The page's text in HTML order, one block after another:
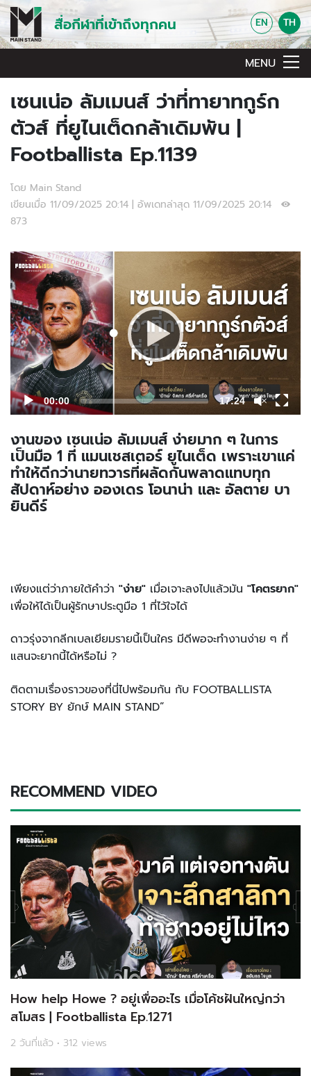
สื่อกีฬาที่เข้าถึงทุกคน EN TH
MENU
เซนเน่อ ลัมเมนส์ ว่าที่ทายาทกูร์ก
ตัวส์ ที่ยูไนเต็ดกล้าเดิมพัน |
Footballista Ep.1139
โดย Main Stand
เขียนเมื่อ 11/09/2025 20:14 | อัพเดทล่าสุด 11/09/2025 20:14
873
Video Player
00:00 17:24
งานของ เซนเน่อ ลัมเมนส์ ง่ายมาก ๆ ในการ
เป็นมือ 1 ที่ แมนเชสเตอร์ ยูไนเต็ด เพราะเขาแค่
ทำให้ดีกว่านายทวารที่ผลัดกันพลาดแทบทุก
สัปดาห์อย่าง อองเดร โอนาน่า และ อัลตาย บา
ยินดีร์
เพียงแต่ว่าภายใต้คำว่า "ง่าย" เมื่อเจาะลงไปแล้วมัน "โคตรยาก"
เพื่อให้ได้เป็นผู้รักษาประตูมือ 1 ที่ไว้ใจได้
ดาวรุ่งจากลีกเบลเยียมรายนี้เป็นใคร มีดีพอจะทำงานง่าย ๆ ที่
แสนจะยากนี้ได้หรือไม่ ?
ติดตามเรื่องราวของที่นี่ไปพร้อมกัน กับ FOOTBALLISTA
STORY BY ยักษ์ MAIN STAND”
RECOMMEND VIDEO
How help Howe ? อยู่เพื่ออะไร เมื่อโค้ชฝันใหญ่กว่า
สโมสร | Footballista Ep.1271
2 วันที่แล้ว • 312 views